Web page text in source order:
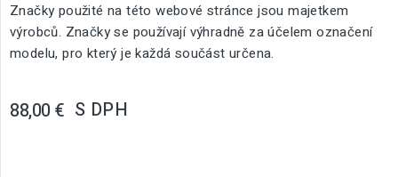
Značky použité na této webové stránce jsou majetkem
výrobců. Značky se používají výhradně za účelem označení
modelu, pro který je každá součást určena.
88,00 € S DPH